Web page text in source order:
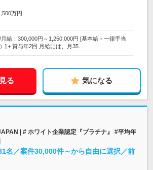
万円
給：300,000円～1,250,000円 [基本給＋一律手当
）]＋賞与年2回 月給には、月35…
る 気になる
| # ホワイト企業認定『プラチナ』 #平均年
名／案件30,000件～から自由に選択／前